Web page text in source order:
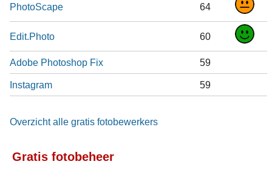
PhotoScape 64
Edit.Photo 60
Adobe Photoshop Fix 59
Instagram 59
Overzicht alle gratis fotobewerkers
Gratis fotobeheer